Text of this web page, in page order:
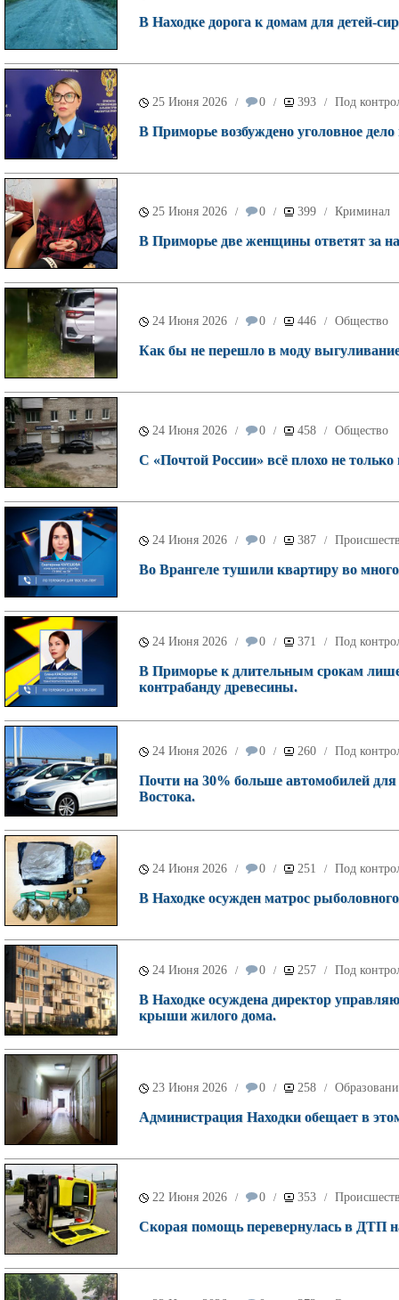
В Находке дорога к домам для детей-
25 Июня 2026 / 0 / 393 / Под
В Приморье возбуждено уголовное
25 Июня 2026 / 0 / 399 / Криминал
В Приморье две женщины ответят за
24 Июня 2026 / 0 / 446 / Общество
Как бы не перешло в моду
24 Июня 2026 / 0 / 458 / Общество
С «Почтой России» всё плохо не только
24 Июня 2026 / 0 / 387 /
Во Врангеле тушили квартиру во
24 Июня 2026 / 0 / 371 / Под
В Приморье к длительным срокам
контрабанду древесины.
24 Июня 2026 / 0 / 260 / Под
Почти на 30% больше автомобилей
Востока.
24 Июня 2026 / 0 / 251 / Под
В Находке осужден матрос
24 Июня 2026 / 0 / 257 / Под
В Находке осуждена директор
крыши жилого дома.
23 Июня 2026 / 0 / 258 /
Администрация Находки обещает в
22 Июня 2026 / 0 / 353 /
Скорая помощь перевернулась в ДТП